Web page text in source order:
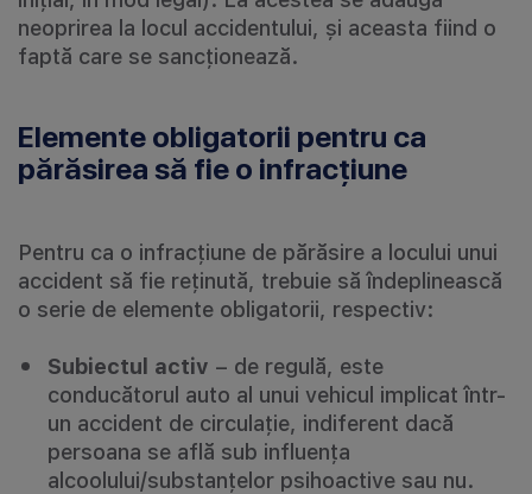
neoprirea la locul accidentului, și aceasta fiind o
faptă care se sancționează.
Elemente obligatorii pentru ca
părăsirea să fie o infracțiune
Pentru ca o infracțiune de părăsire a locului unui
accident să fie reținută, trebuie să îndeplinească
o serie de elemente obligatorii, respectiv:
Subiectul activ – de regulă, este
conducătorul auto al unui vehicul implicat într-
un accident de circulație, indiferent dacă
persoana se află sub influența
alcoolului/substanțelor psihoactive sau nu.